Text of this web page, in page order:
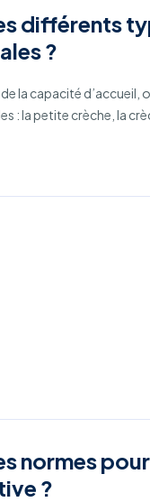
différents
?
la capacité d’accueil,
: la petite crèche, la
normes
?